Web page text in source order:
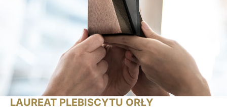
LAUREAT PLEBISCYTU ORŁY